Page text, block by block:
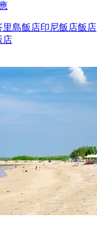
里島飯店印尼飯店飯店
店